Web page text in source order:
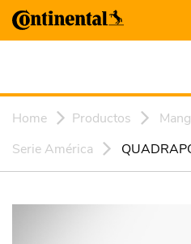
Home Productos
Serie América